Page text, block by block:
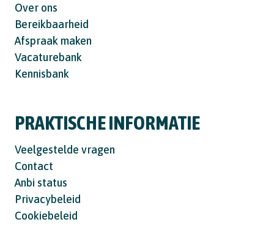
Over ons
Bereikbaarheid
Afspraak maken
Vacaturebank
Kennisbank
PRAKTISCHE INFORMATIE
Veelgestelde vragen
Contact
Anbi status
Privacybeleid
Cookiebeleid